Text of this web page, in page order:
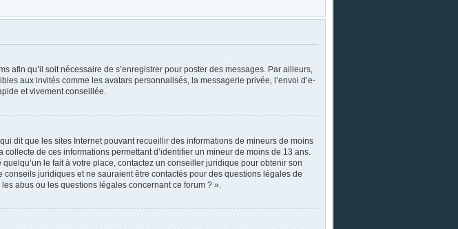
afin qu’il soit nécessaire de s’enregistrer pour poster des messages. Par ailleurs,
aux invités comme les avatars personnalisés, la messagerie privée, l’envoi d’e-
et vivement conseillée.
dit que les sites Internet pouvant recueillir des informations de mineurs de moins
de ces informations permettant d’identifier un mineur de moins de 13 ans.
le fait à votre place, contactez un conseiller juridique pour obtenir son
juridiques et ne sauraient être contactés pour des questions légales de
abus ou les questions légales concernant ce forum ? ».